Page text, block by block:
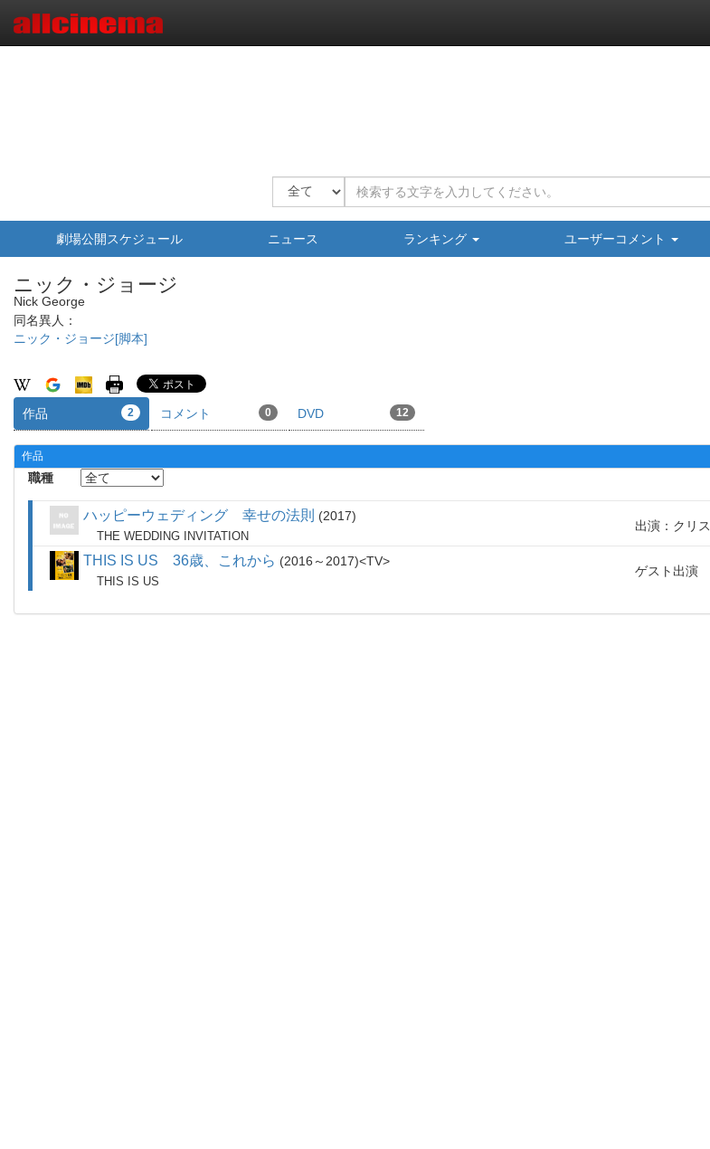
劇場公開スケジュール ニュース ランキング ユーザーコメント
ニック・ジョージ
Nick George
同名異人：
ニック・ジョージ[脚本]
作品 2 コメント 0 DVD 12
作品
職種
ハッピーウェディング 幸せの法則 2017
THE WEDDING INVITATION
出演：クリス
THIS IS US 36歳、これから 2016～2017 TV
THIS IS US
ゲスト出演